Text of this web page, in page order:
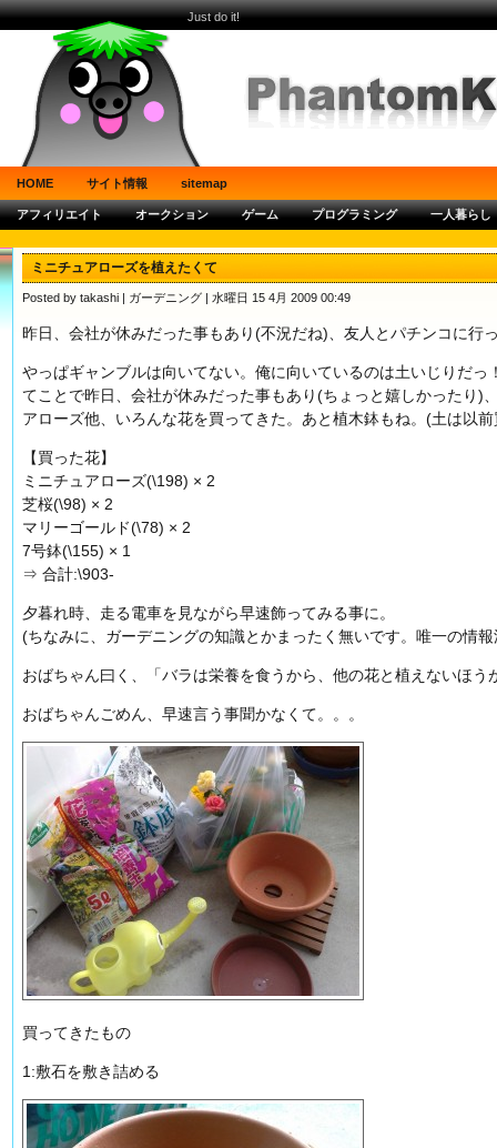
Just do it!
HOME サイト情報 sitemap
アフィリエイト オークション ゲーム プログラミング 一人暮らし
ミニチュアローズを植えたくて
Posted by takashi | ガーデニング | 水曜日 15 4月 2009 00:49
昨日、会社が休みだった事もあり(不況だね)、友人とパチンコに行
やっぱギャンブルは向いてない。俺に向いているのは土いじりだっ
てことで昨日、会社が休みだった事もあり(ちょっと嬉しかったり)
アローズ他、いろんな花を買ってきた。あと植木鉢もね。(土は以
【買った花】
ミニチュアローズ(\198) × 2
芝桜(\98) × 2
マリーゴールド(\78) × 2
7号鉢(\155) × 1
⇒ 合計:\903-
夕暮れ時、走る電車を見ながら早速飾ってみる事に。
(ちなみに、ガーデニングの知識とかまったく無いです。唯一の情
おばちゃん曰く、「バラは栄養を食うから、他の花と植えないほう
おばちゃんごめん、早速言う事聞かなくて。。。
買ってきたもの
1:敷石を敷き詰める